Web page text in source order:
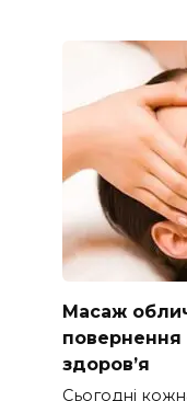
Масаж
повернення
здоров’я
Сьогодні